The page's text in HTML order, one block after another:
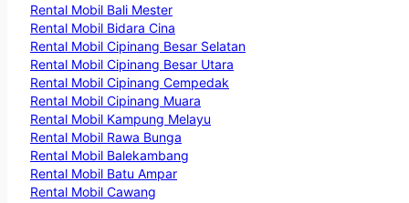
Rental Mobil Bali Mester
Rental Mobil Bidara Cina
Rental Mobil Cipinang Besar Selatan
Rental Mobil Cipinang Besar Utara
Rental Mobil Cipinang Cempedak
Rental Mobil Cipinang Muara
Rental Mobil Kampung Melayu
Rental Mobil Rawa Bunga
Rental Mobil Balekambang
Rental Mobil Batu Ampar
Rental Mobil Cawang